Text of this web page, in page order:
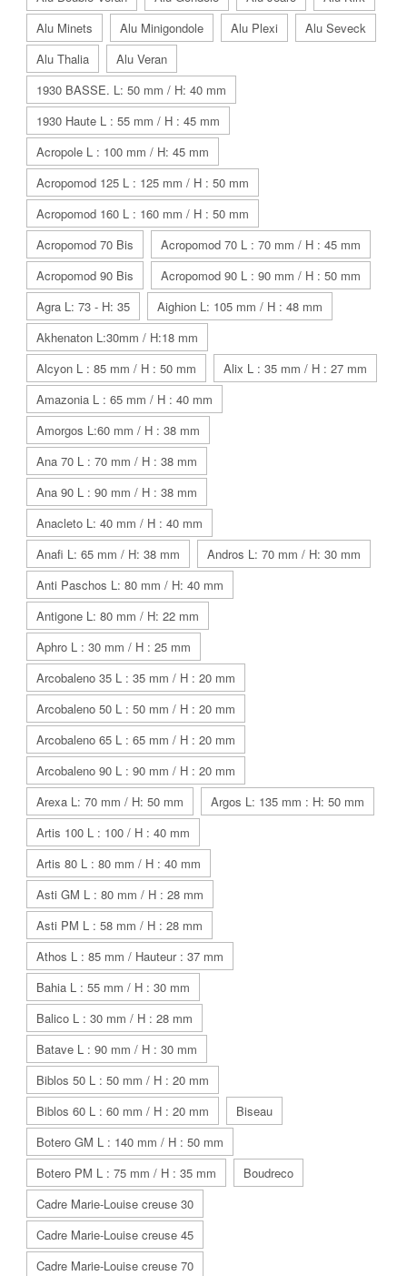
Alu Minets
Alu Minigondole Alu Plexi
Alu Seveck
Alu Thalia
Alu Veran
1930 BASSE. L: 50 mm / H: 40 mm
1930 Haute L : 55 mm / H : 45 mm
Acropole L : 100 mm / H: 45 mm
Acropomod 125 L : 125 mm / H : 50 mm
Acropomod 160 L : 160 mm / H : 50 mm
Acropomod 70 Bis
Acropomod 70 L : 70 mm / H : 45 mm
Acropomod 90 Bis
Acropomod 90 L : 90 mm / H : 50 mm
Agra L: 73 - H: 35
Aighion L: 105 mm / H : 48 mm
Akhenaton L:30mm / H:18 mm
Alcyon L : 85 mm / H : 50 mm
Alix L : 35 mm / H : 27 mm
Amazonia L : 65 mm / H : 40 mm
Amorgos L:60 mm / H : 38 mm
Ana 70 L : 70 mm / H : 38 mm
Ana 90 L : 90 mm / H : 38 mm
Anacleto L: 40 mm / H : 40 mm
Anafi L: 65 mm / H: 38 mm
Andros L: 70 mm / H: 30 mm
Anti Paschos L: 80 mm / H: 40 mm
Antigone L: 80 mm / H: 22 mm
Aphro L : 30 mm / H : 25 mm
Arcobaleno 35 L : 35 mm / H : 20 mm
Arcobaleno 50 L : 50 mm / H : 20 mm
Arcobaleno 65 L : 65 mm / H : 20 mm
Arcobaleno 90 L : 90 mm / H : 20 mm
Arexa L: 70 mm / H: 50 mm
Argos L: 135 mm : H: 50 mm
Artis 100 L : 100 / H : 40 mm
Artis 80 L : 80 mm / H : 40 mm
Asti GM L : 80 mm / H : 28 mm
Asti PM L : 58 mm / H : 28 mm
Athos L : 85 mm / Hauteur : 37 mm
Bahia L : 55 mm / H : 30 mm
Balico L : 30 mm / H : 28 mm
Batave L : 90 mm / H : 30 mm
Biblos 50 L : 50 mm / H : 20 mm
Biblos 60 L : 60 mm / H : 20 mm
Biseau
Botero GM L : 140 mm / H : 50 mm
Botero PM L : 75 mm / H : 35 mm
Boudreco
Cadre Marie-Louise creuse 30
Cadre Marie-Louise creuse 45
Cadre Marie-Louise creuse 70